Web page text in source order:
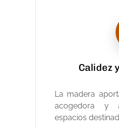
Calidez
La madera
acogedora y
espacios